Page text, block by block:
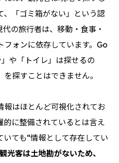
、「ゴミ箱がない」という認
の旅行者は、移動・食事・
フォンに依存しています。Go
や「トイレ」は探せるの
探すことはできません。
報はほとんど可視化されてお
的に整備されているとは言え
いても“情報として存在してい
光客は土地勘がないため、